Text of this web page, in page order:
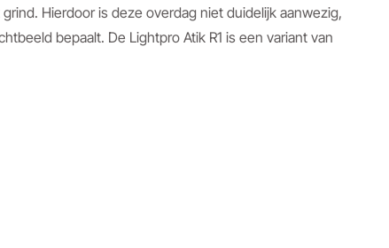
Hierdoor is deze overdag niet duidelijk aanwezig,
bepaalt. De Lightpro Atik R1 is een variant van